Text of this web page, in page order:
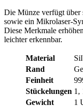
Die Münze verfügt
sowie ein Mikrolaser-
Diese Merkmale
leichter erkennbar.
Material
Rand
Feinheit
Stückelungen 1,
Gewicht
1